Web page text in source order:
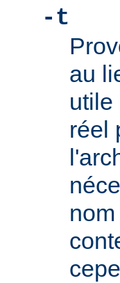
-t
au
utile
réel